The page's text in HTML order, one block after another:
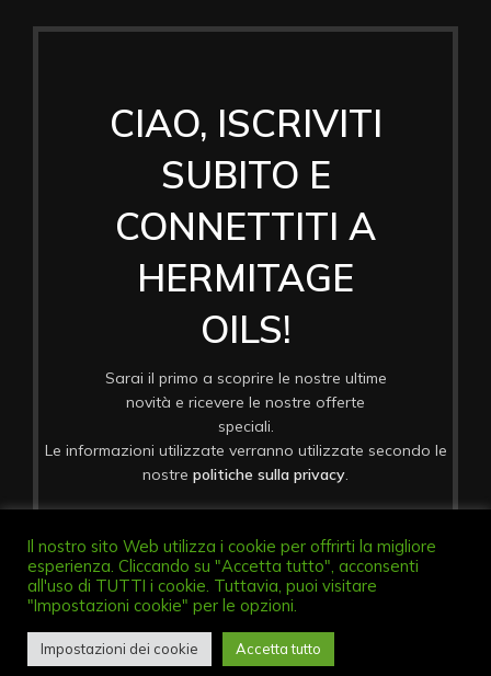
CIAO, ISCRIVITI
SUBITO E
CONNETTITI A
HERMITAGE
OILS!
Sarai il primo a scoprire le nostre ultime
novità e ricevere le nostre offerte
speciali.
Le informazioni utilizzate verranno utilizzate secondo le
nostre politiche sulla privacy.
Il nostro sito Web utilizza i cookie per offrirti la migliore
esperienza. Cliccando su "Accetta tutto", acconsenti
all'uso di TUTTI i cookie. Tuttavia, puoi visitare
"Impostazioni cookie" per le opzioni.
Impostazioni dei cookie Accetta tutto
Diritto di Recesso